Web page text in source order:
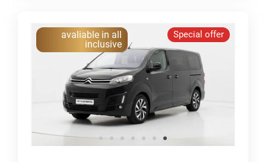
Special offer
avaliable in all
inclusive